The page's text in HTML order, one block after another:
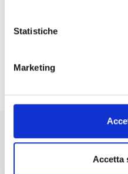
Statistiche
Marketing
Accetta
IL CONTENUTO VI È
Sì
No